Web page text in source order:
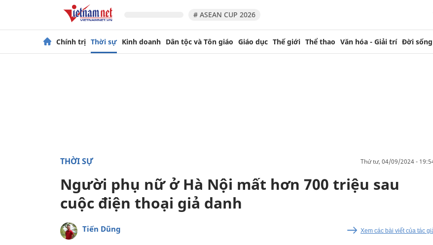
# ASEAN CUP 2026
Chính trị Thời sự Kinh doanh Dân tộc và Tôn giáo Giáo dục Thế giới Thể thao Văn hóa - Giải trí Đời sống
THỜI SỰ thứ tư, 04/09/2024 -
Người phụ nữ ở Hà Nội mất hơn 700 triệu sau
cuộc điện thoại giả danh
Tiến Dũng Xem các bài viết của tác